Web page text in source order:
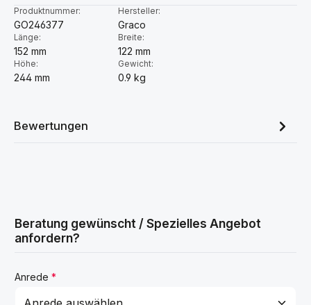
Produktnummer:
GO246377
Hersteller:
Graco
Länge:
152 mm
Breite:
122 mm
Höhe:
244 mm
Gewicht:
0.9 kg
Bewertungen
Beratung gewünscht / Spezielles Angebot
anfordern?
Anrede *